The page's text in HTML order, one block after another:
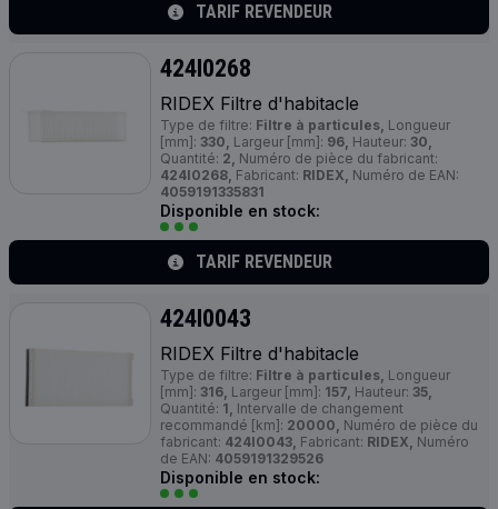
TARIF REVENDEUR
424I0268
RIDEX Filtre d'habitacle
Type de filtre: Filtre à particules, Longueur
[mm]: 330, Largeur [mm]: 96, Hauteur: 30,
Quantité: 2, Numéro de pièce du fabricant:
424I0268, Fabricant: RIDEX, Numéro de EAN:
4059191335831
Disponible en stock:
TARIF REVENDEUR
424I0043
RIDEX Filtre d'habitacle
Type de filtre: Filtre à particules, Longueur
[mm]: 316, Largeur [mm]: 157, Hauteur: 35,
Quantité: 1, Intervalle de changement
recommandé [km]: 20000, Numéro de pièce du
fabricant: 424I0043, Fabricant: RIDEX, Numéro
de EAN: 4059191329526
Disponible en stock: